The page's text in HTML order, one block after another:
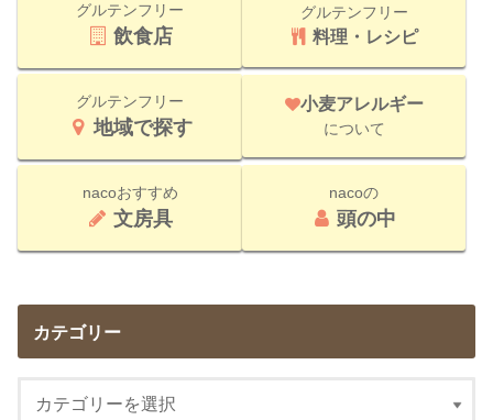
グルテンフリー
飲食店
グルテンフリー
料理・レシピ
グルテンフリー
地域で探す
小麦アレルギー
について
nacoおすすめ
文房具
nacoの
頭の中
カテゴリー